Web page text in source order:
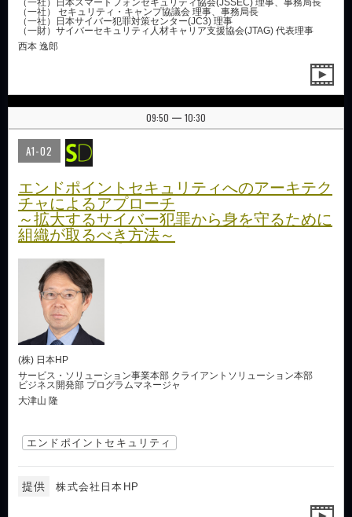
（一社）日本スマートフォンセキュリティ協会(JSSEC) 理事、事務局長
（一社） セキュリティ・キャンプ協議会 理事、事務局長
（一社）日本サイバー犯罪対策センター(JC3) 理事
（一財）サイバーセキュリティ人材キャリア支援協会(JTAG) 代表理事
西本 逸郎
09:50 | 10:30
A1-02
エンドポイントセキュリティへのアーキテク
チャによるアプローチ
～拡大するサイバー犯罪から身を守るために
組織が取るべき方法～
(株) 日本HP
サービス・ソリューション事業本部 クライアントソリューション本部
ビジネス開発部 プログラムマネージャ
大津山 隆
エンドポイントセキュリティ
提供 株式会社日本HP